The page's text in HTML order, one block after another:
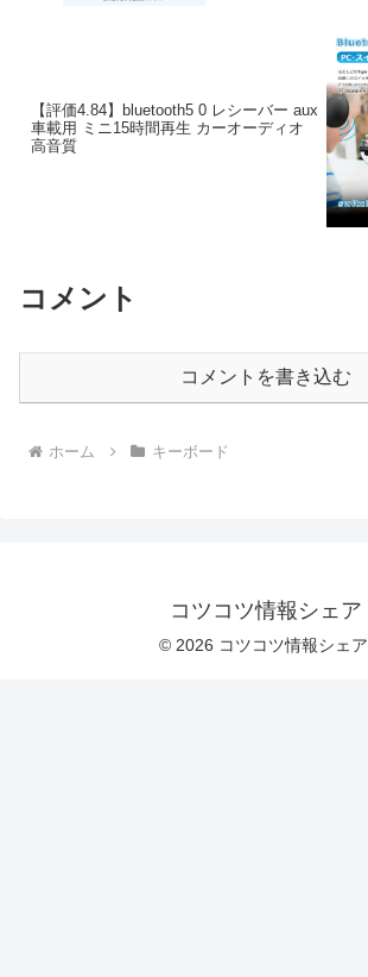
【評価4.84】bluetooth5 0 レシーバー aux
車載用 ミニ15時間再生 カーオーディオ
高音質
コメント
コメントを書き込む
ホーム キーボード
コツコツ情報シェア
© 2026 コツコツ情報シェア.